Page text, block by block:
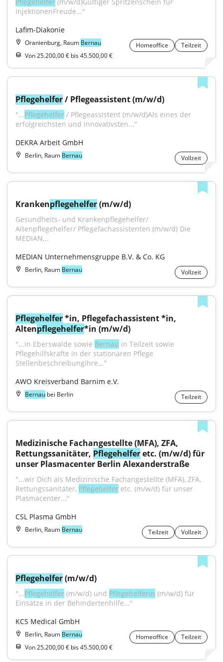
InjektionenFreude..."
Lafim-Diakonie
Oranienburg, Raum Bernau Homeoffice
Teilzeit
Von 25.200,00 € bis 45.500,00 €
Pflegehelfer / Pflegeassistent (m/w/d)
"...Pflegehelfer / Pflegeassistent (m/w/d)Als eines der
erfolgreichsten und innovativsten..."
DEKRA Arbeit GmbH
Berlin, Raum Bernau Vollzeit
Krankenpflegehelfer (m/w/d)
Gesundheits- und Krankenpflegehelfer/
Altenpflegehelfer/ Pflegefachassistenten (m/w/d) Die
MEDIAN...
MEDIAN Unternehmensgruppe B.V. & Co. KG
Berlin, Raum Bernau Vollzeit
Pflegehelfer *in, Pflegefachassistent *in,
Altenpflegehelfer*in (m/w/d)
"...in Eberswalde sowie Bernau in Teilzeit sowie
Pflegehilfskräfte in der stationären Pflege
StellenbeschreibungIhre..."
AWO Kreisverband Barnim e.V.
Bernau bei Berlin Teilzeit
Medizinische Fachangestellte (MFA), ZFA,
Rettungssanitäter, Pflegehelfer etc. (m/w/d) für
unser Plasmacenter Berlin Alexanderstraße
"...wir Dich als Medizinische Fachangestellte (MFA), ZFA,
Rettungssanitäter, Pflegehelfer etc. (m/w/d) für unser
Plasmacenter..."
CSL Plasma GmbH
Berlin, Raum Bernau Teilzeit Vollzeit
Pflegehelfer (m/w/d)
"...Pflegehelfer (m/w/d) und Pflegehelferin (m/w/d) für
Einsätze in der Behindertenhilfe..."
KCS Medical GmbH
Berlin, Raum Bernau Homeoffice
Teilzeit
Von 25.200,00 € bis 45.500,00 €